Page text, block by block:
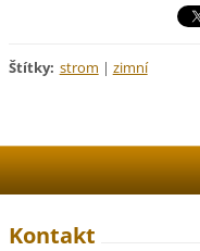
Štítky: strom | zimní
Kontakt